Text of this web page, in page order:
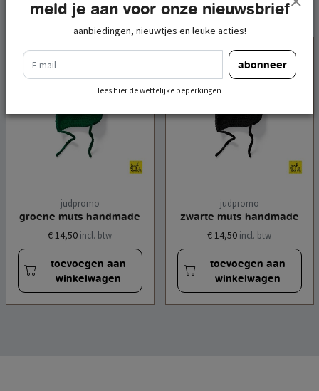
judpromo
groene muts handmade
€ 14,50 incl. btw
toevoegen aan
winkelwagen
judpromo
zwarte muts handmade
€ 14,50 incl. btw
toevoegen aan
winkelwagen
meld je aan voor onze nieuwsbrief
aanbiedingen, nieuwtjes en leuke acties!
e-mail
abonneer
lees hier de wettelijke beperkingen